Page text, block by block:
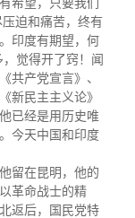
迫和痛苦，终有
印度有期望，何
觉得开了窍！闻
共产党宣言》、
新民主主义论》
已经是用历史唯
今天中国和印度
留在昆明，他的
革命战士的精
返后，国民党特